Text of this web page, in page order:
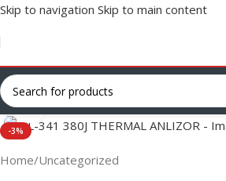
Skip to navigation Skip to main content
-3%
Click to enlarge
Home/Uncategorized